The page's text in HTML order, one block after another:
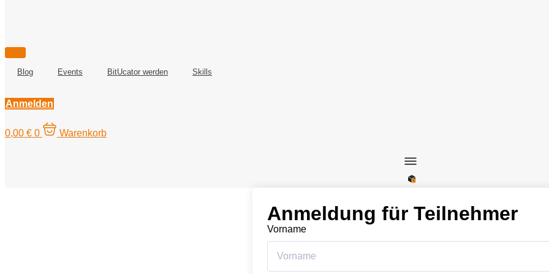
Blog Events BitUcator werden Skills
Anmelden
0,00 € 0 Warenkorb
Anmeldung für Teilnehmer
Vorname